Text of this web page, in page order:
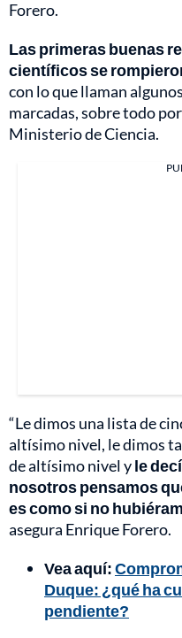
Forero.
Las primeras buenas
científicos se
con lo que llaman
marcadas, sobre todo
Ministerio de Ciencia.
“Le dimos una lista de
altísimo nivel, le dimos
de altísimo nivel yle
nosotros pensamos
es como si no
asegura Enrique Forero.
Vea aquí:
Duque: ¿qué ha
pendiente?